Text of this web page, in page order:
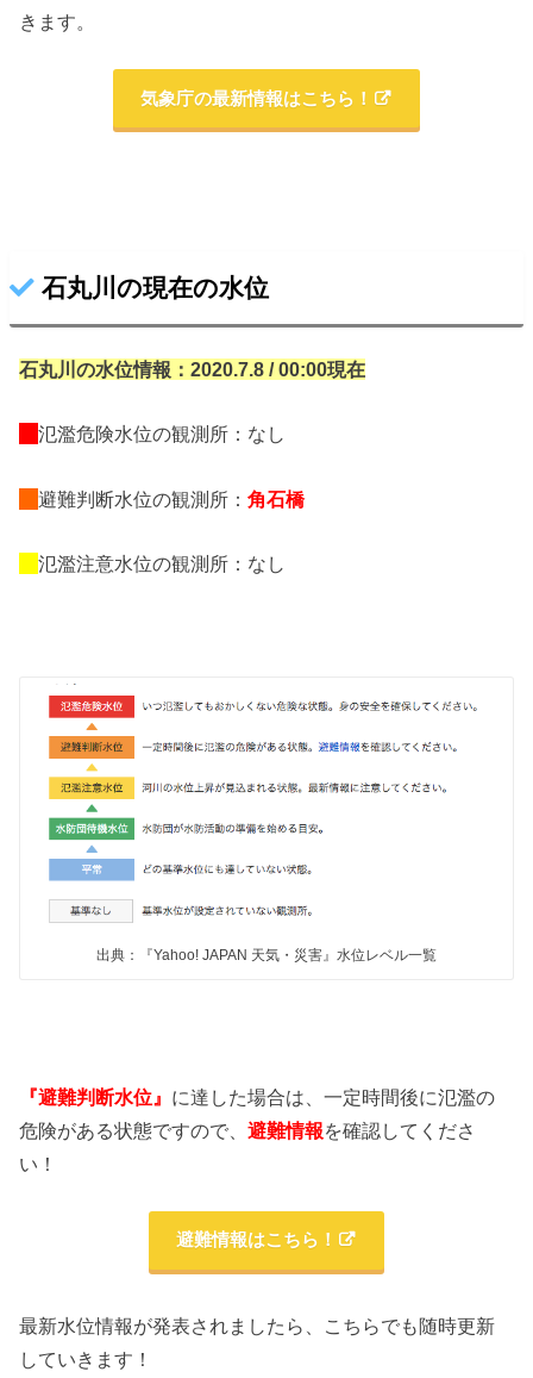
きます。
気象庁の最新情報はこちら！
石丸川の現在の水位
石丸川の水位情報：2020.7.8 / 00:00現在
氾濫危険水位の観測所：なし
避難判断水位の観測所：角石橋
氾濫注意水位の観測所：なし
出典：『Yahoo! JAPAN 天気・災害』水位レベル一覧
『避難判断水位』 に達した場合は、一定時間後に氾濫の
危険がある状態ですので、避難情報を確認してくださ
い！
避難情報はこちら！
最新水位情報が発表されましたら、こちらでも随時更新
していきます！